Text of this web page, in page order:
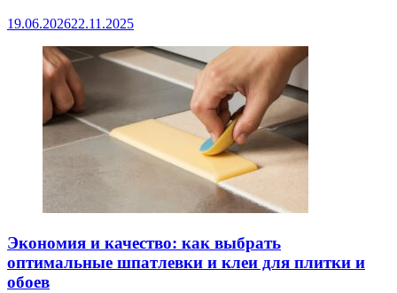
19.06.202622.11.2025
Экономия и качество: как выбрать
оптимальные шпатлевки и клеи для плитки и
обоев